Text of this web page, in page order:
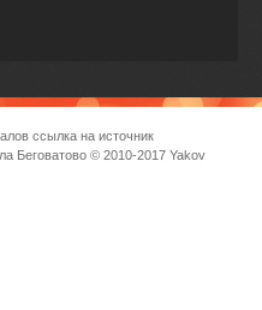
ссылка на источник
Беговатово © 2010-2017 Yakov